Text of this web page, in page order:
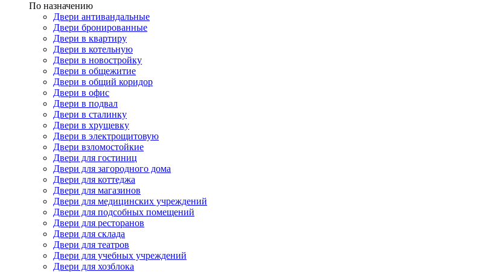
По назначению
Двери антивандальные
Двери бронированные
Двери в квартиру
Двери в котельную
Двери в новостройку
Двери в общежитие
Двери в общий коридор
Двери в офис
Двери в подвал
Двери в сталинку
Двери в хрущевку
Двери в электрощитовую
Двери взломостойкие
Двери для гостиниц
Двери для загородного дома
Двери для коттеджа
Двери для магазинов
Двери для медицинских учреждений
Двери для подсобных помещений
Двери для ресторанов
Двери для склада
Двери для театров
Двери для учебных учреждений
Двери для хозблока